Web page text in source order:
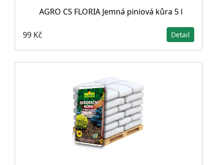
AGRO CS FLORIA Jemná piniová kůra 5 l
99 Kč Detail